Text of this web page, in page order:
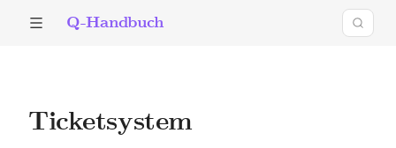
Q-Handbuch
Ticketsystem